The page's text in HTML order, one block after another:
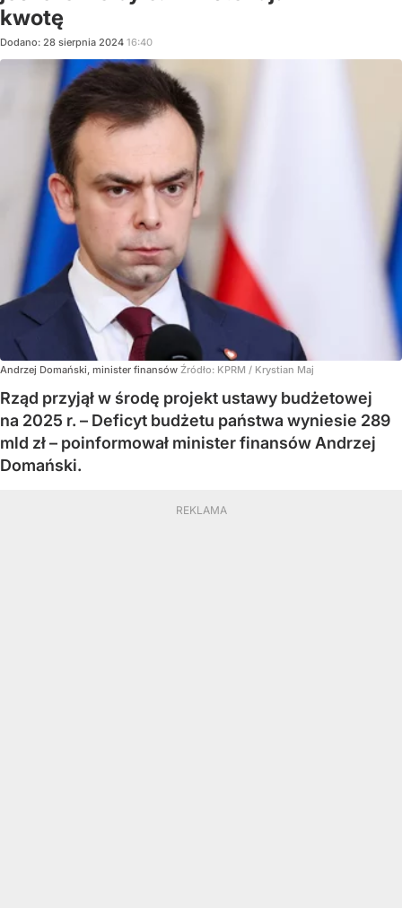
kwotę
Dodano: 28 sierpnia 2024 16:40
Andrzej Domański, minister finansów Źródło: KPRM / Krystian Maj
Rząd przyjął w środę projekt ustawy budżetowej
na 2025 r. – Deficyt budżetu państwa wyniesie 289
mld zł – poinformował minister finansów Andrzej
Domański.